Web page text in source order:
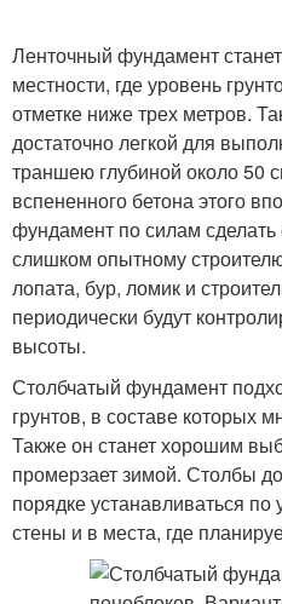
Ленточный фундамент
местности, где уровень
отметке ниже трех метров.
достаточно легкой для
траншею глубиной около 50
вспененного бетона этого
фундамент по силам
слишком опытному
лопата, бур, ломик и
периодически будут
высоты.
Столбчатый фундамент
грунтов, в составе которых
Также он станет хорошим
промерзает зимой. Столбы
порядке устанавливаться
стены и в места, где